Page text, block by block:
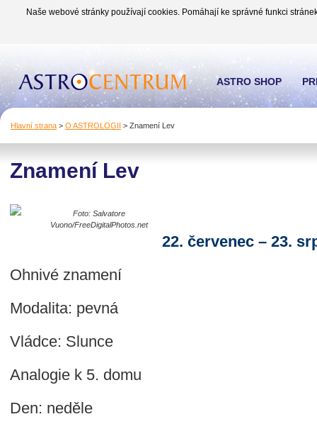
Naše webové stránky používají cookies. Pomáhají ke správné funkci
Hlavní strana > O ASTROLOGII > Znamení Lev
Znamení Lev
Foto: Salvatore
Vuono/FreeDigitalPhotos.net
22. červenec – 23.
Ohnivé znamení
Modalita: pevná
Vládce: Slunce
Analogie k 5. domu
Den: neděle
ASTRO SHOP